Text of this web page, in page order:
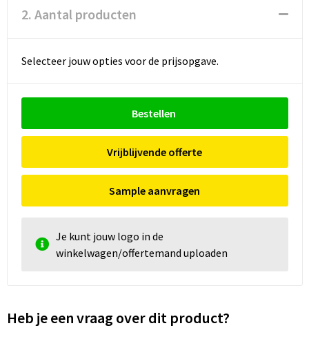
2. Aantal producten
Selecteer jouw opties voor de prijsopgave.
Bestellen
Vrijblijvende offerte
Sample aanvragen
Je kunt jouw logo in de
winkelwagen/offertemand uploaden
Heb je een vraag over dit product?